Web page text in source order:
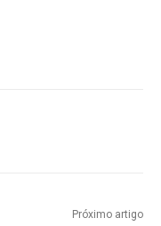
Próximo artigo